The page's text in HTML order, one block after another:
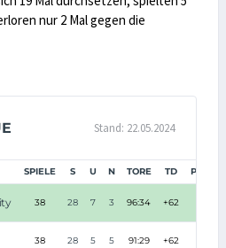
nur 2 Mal gegen die
Stand: 22.05.2024
SPIELE S U N TORE TD
38 28 7 3 96:34 +62
38 28 5 5 91:29 +62